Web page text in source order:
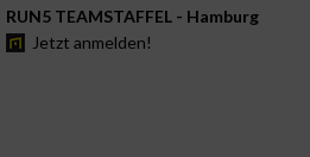
RUN5 TEAMSTAFFEL - Hamburg
Jetzt anmelden!